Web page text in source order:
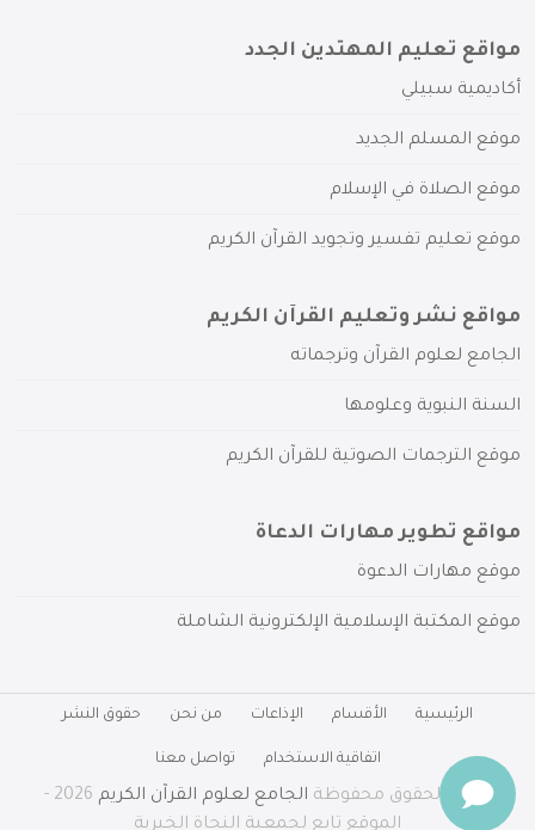
مواقع تعليم المهتدين الجدد
أكاديمية سبيلي
موقع المسلم الجديد
موقع الصلاة في الإسلام
موقع تعليم تفسير وتجويد القرآن الكريم
مواقع نشر وتعليم القرآن الكريم
الجامع لعلوم القرآن وترجماته
السنة النبوية وعلومها
موقع الترجمات الصوتية للقرآن الكريم
مواقع تطوير مهارات الدعاة
موقع مهارات الدعوة
موقع المكتبة الإسلامية الإلكترونية الشاملة
الرئيسية الأقسام الإذاعات من نحن حقوق النشر
اتفاقية الاستخدام تواصل معنا
جميع الحقوق محفوظة الجامع لعلوم القرآن الكريم
2026 -
الموقع تابع لجمعية النجاة الخيرية